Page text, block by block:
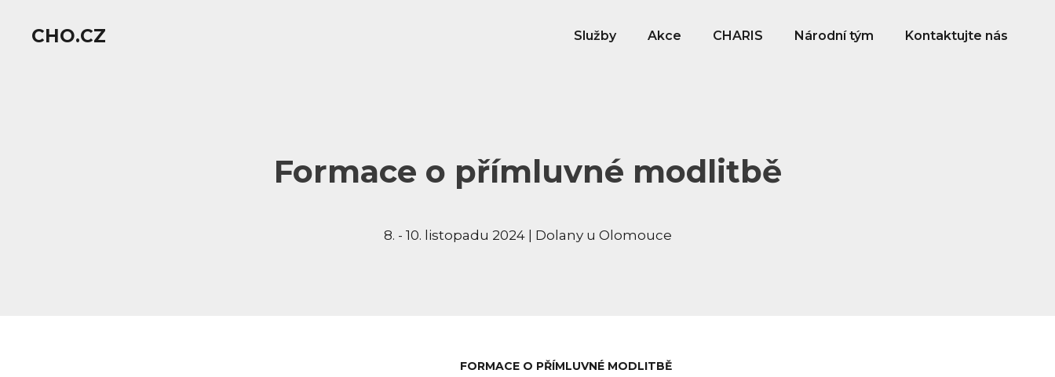
CHO.CZ Služby Akce CHARIS Národní tým Kontaktujte nás
Formace o přímluvné modlitbě
8. - 10. listopadu 2024 | Dolany u Olomouce
FORMACE O PŘÍMLUVNÉ MODLITBĚ